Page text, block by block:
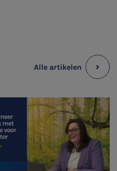
Alle artikelen